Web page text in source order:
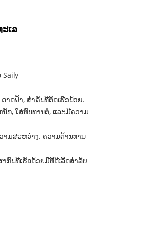
ເລ
Saily
ດາດຟ້າ, ສໍາຄັນທີ່ຕິດເຮືອນ້ອຍ.
ກ, ໃສ່ທົນທານຕໍ່, ແລະມີຄວາມ
າມສະຫວ່າງ. ຄວາມຕ້ານທານ
າກົນທີ່ເຮັດດ້ວຍມືທີ່ດີເລີດສໍາລັບ